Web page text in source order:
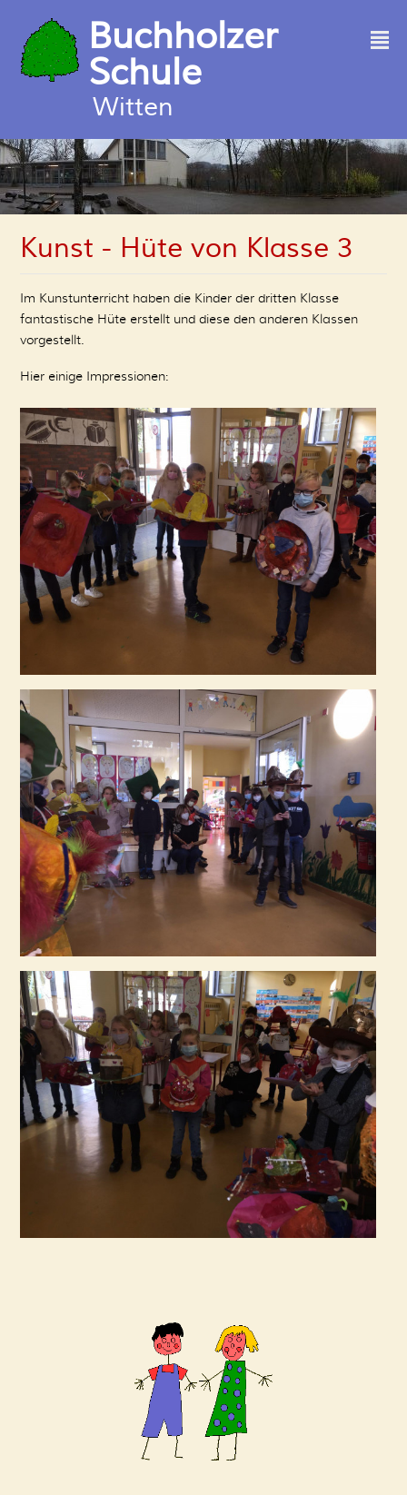
Buchholzer
Schule
Witten
²
Kunst - Hüte von Klasse 3
Im Kunstunterricht haben die Kinder der dritten Klasse
fantastische Hüte erstellt und diese den anderen Klassen
vorgestellt.
Hier einige Impressionen: